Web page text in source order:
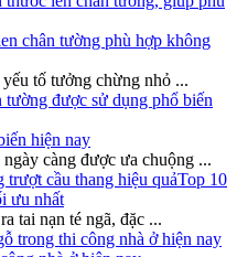
chân tường phù hợp không
tố tưởng chừng nhỏ ...
hiện nay
càng được ưa chuộng ...
Top 10
ưu nhất
tai nạn té ngã, đặc ...